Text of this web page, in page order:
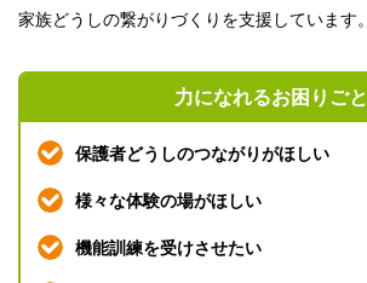
家族どうしの繋がりづくりを支援しています。
力になれるお困りごと
保護者どうしのつながりがほしい
様々な体験の場がほしい
機能訓練を受けさせたい